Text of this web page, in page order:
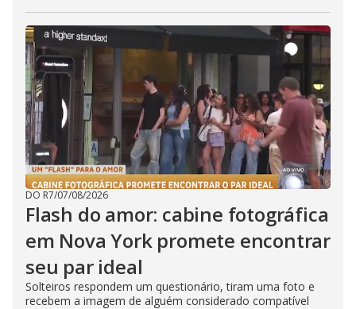
DO R7/07/08/2026
Flash do amor: cabine fotográfica
em Nova York promete encontrar
seu par ideal
Solteiros respondem um questionário, tiram uma foto e
recebem a imagem de alguém considerado compatível